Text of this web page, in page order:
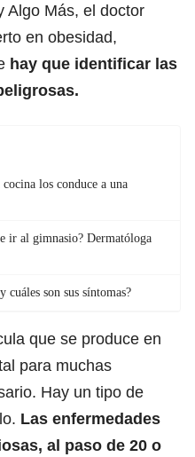
Algo Más, el doctor
en obesidad,
hay que identificar las
los conduce a una
ir al gimnasio? Dermatóloga
cuáles son sus síntomas?
que se produce en
para muchas
Hay un tipo de
Las enfermedades
al paso de 20 o